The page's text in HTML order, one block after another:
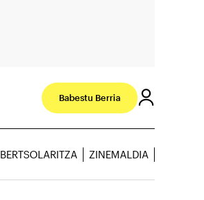
Babestu Berria
BERTSOLARITZA ZINEMALDIA